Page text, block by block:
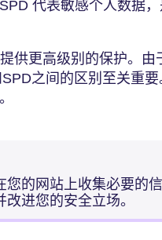
代表敏感个人数据
供更高级别的保护。由
之间的区别至关重
的网站上收集必要的
进您的安全立场。